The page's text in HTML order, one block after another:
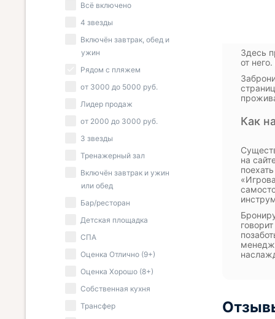
Здесь
от
Как
на
Всё включено
4 звезды
Включён завтрак, обед и
ужин
Рядом с пляжем
от 3000 до 5000 руб.
Лидер продаж
от 2000 до 3000 руб.
3 звезды
Тренажерный зал
Включён завтрак и ужин
или обед
Бар/ресторан
Детская площадка
СПА
Оценка Отлично (9+)
Оценка Хорошо (8+)
Собственная кухня
Трансфер